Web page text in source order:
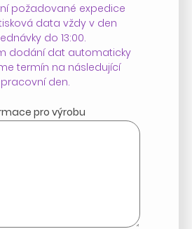
požadované expedice
data vždy v den
do 13:00.
dodání dat automaticky
termín na následující
pracovní den.
pro výrobu